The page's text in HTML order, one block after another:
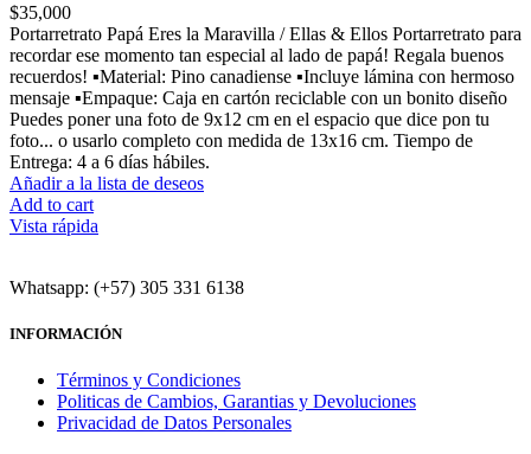
$35,000
Portarretrato Papá Eres la Maravilla / Ellas & Ellos Portarretrato para
recordar ese momento tan especial al lado de papá! Regala buenos
recuerdos! ▪Material: Pino canadiense ▪Incluye lámina con hermoso
mensaje ▪Empaque: Caja en cartón reciclable con un bonito diseño
Puedes poner una foto de 9x12 cm en el espacio que dice pon tu
foto... o usarlo completo con medida de 13x16 cm. Tiempo de
Entrega: 4 a 6 días hábiles.
Añadir a la lista de deseos
Add to cart
Vista rápida
Whatsapp: (+57) 305 331 6138
INFORMACIÓN
Términos y Condiciones
Politicas de Cambios, Garantias y Devoluciones
Privacidad de Datos Personales